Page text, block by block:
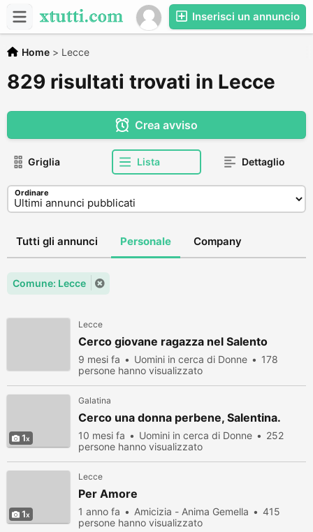
Inserisci un annuncio
Home > Lecce
829 risultati trovati in Lecce
Crea avviso
Griglia Lista Dettaglio
Ordinare
Tutti gli annunci Personale Company
Comune: Lecce
Lecce
Cerco giovane ragazza nel Salento
9 mesi fa Uomini in cerca di Donne
178
persone hanno visualizzato
1
Galatina
Cerco una donna perbene, Salentina.
10 mesi fa Uomini in cerca di Donne
252
persone hanno visualizzato
1
Lecce
Per Amore
1 anno fa Amicizia - Anima Gemella
415
persone hanno visualizzato